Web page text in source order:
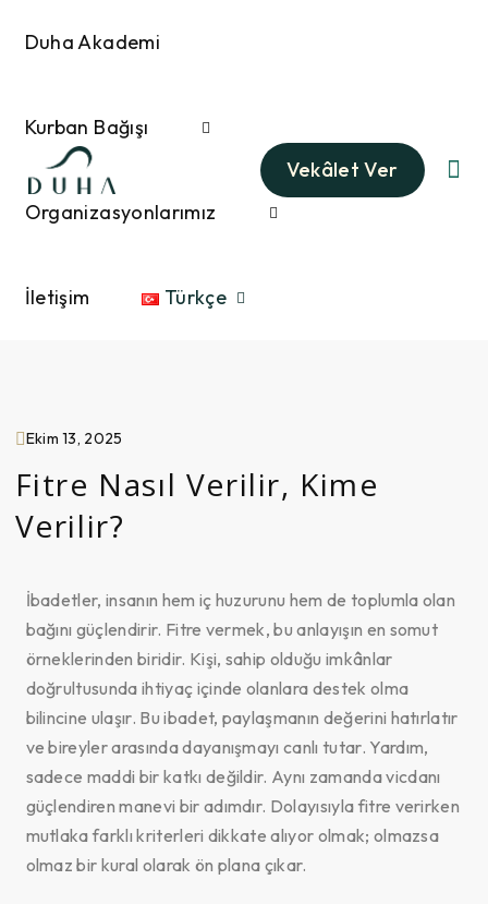
Duha Akademi
Kurban Bağışı
Organizasyonlarımız
İletişim Türkçe
Vekâlet Ver
Ekim 13, 2025
Fitre Nasıl Verilir, Kime
Verilir?
İbadetler, insanın hem iç huzurunu hem de toplumla olan
bağını güçlendirir. Fitre vermek, bu anlayışın en somut
örneklerinden biridir. Kişi, sahip olduğu imkânlar
doğrultusunda ihtiyaç içinde olanlara destek olma
bilincine ulaşır. Bu ibadet, paylaşmanın değerini hatırlatır
ve bireyler arasında dayanışmayı canlı tutar. Yardım,
sadece maddi bir katkı değildir. Aynı zamanda vicdanı
güçlendiren manevi bir adımdır. Dolayısıyla fitre verirken
mutlaka farklı kriterleri dikkate alıyor olmak; olmazsa
olmaz bir kural olarak ön plana çıkar.